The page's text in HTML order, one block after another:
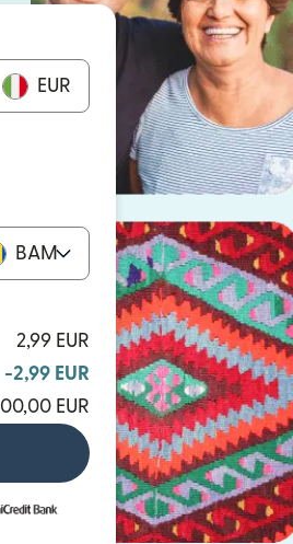
EUR
BAM
2,99 EUR
-2,99 EUR
EUR